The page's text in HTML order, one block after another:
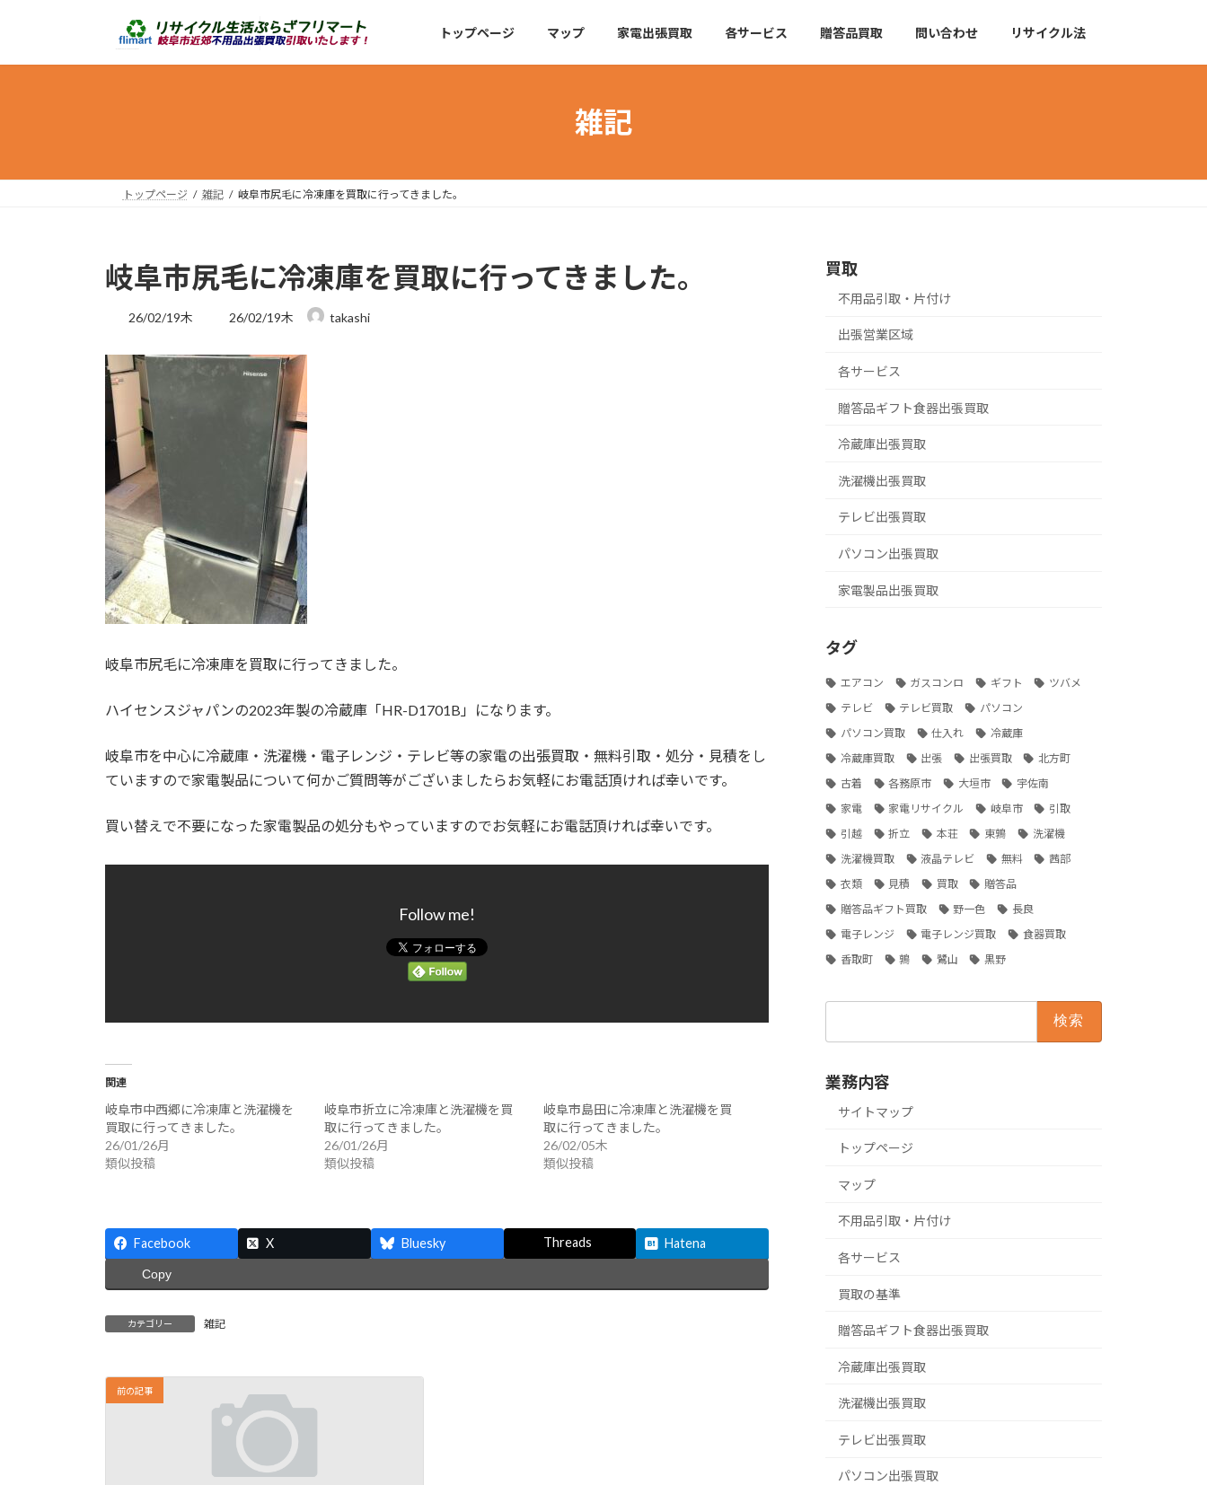
ッ
移
トップページ マップ 家電出張買取 各サービス 贈答品買取 問い合わせ リサイクル法
雑記
トップページ 雑記 岐阜市尻毛に冷凍庫を買取に行ってきました。
岐阜市尻毛に冷凍庫を買取に行ってきました。
26/02/19木
最
新
26/02/19木 takashi
岐阜市尻毛に冷凍庫を買取に行ってきました。
ハイセンスジャパンの2023年製の冷蔵庫「HR-D1701B」になります。
岐阜市を中心に冷蔵庫・洗濯機・電子レンジ・テレビ等の家電の出張買取・無料引取・処分・見積をし
ていますので家電製品について何かご質問等がございましたらお気軽にお電話頂ければ幸いです。
買い替えで不要になった家電製品の処分もやっていますのでお気軽にお電話頂ければ幸いです。
Follow me!
関連
岐阜市中西郷に冷凍庫と洗濯機を
買取に行ってきました。
26/01/26月
類似投稿
岐阜市折立に冷凍庫と洗濯機を買
取に行ってきました。
26/01/26月
類似投稿
岐阜市島田に冷凍庫と洗濯機を買
取に行ってきました。
26/02/05木
類似投稿
Facebook X Bluesky Threads Hatena
Copy
カテゴリー 雑記
前の記事
買取
不用品引取・片付け
出張営業区域
各サービス
贈答品ギフト食器出張買取
冷蔵庫出張買取
洗濯機出張買取
テレビ出張買取
パソコン出張買取
家電製品出張買取
タグ
エアコン ガスコンロ ギフト
ツバメ
テレビ
テレビ買取
パソコン
パソコン買取
仕入れ
冷蔵庫
冷蔵庫買取
出張 出張買取
北方町
古着
各務原市 大垣市
宇佐南
家電
家電リサイクル 岐阜市
引取
引越
折立 本荘 東鶉
洗濯機
洗濯機買取
液晶テレビ 無料
茜部
衣類
見積 買取
贈答品
贈答品ギフト買取
野一色
長良
電子レンジ
電子レンジ買取
食器買取
香取町
鶉 鷺山 黒野
業務内容
サイトマップ
トップページ
マップ
不用品引取・片付け
各サービス
買取の基準
贈答品ギフト食器出張買取
冷蔵庫出張買取
洗濯機出張買取
テレビ出張買取
パソコン出張買取